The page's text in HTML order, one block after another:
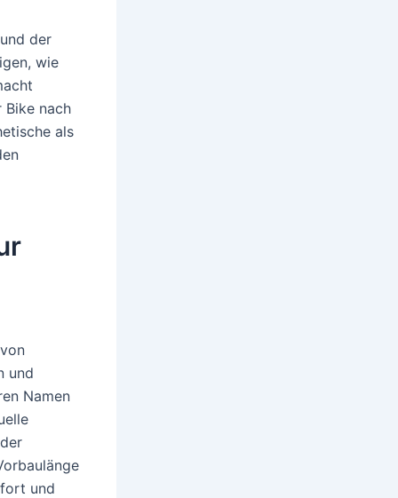
der
wie
Bike nach
als
und
Namen
und